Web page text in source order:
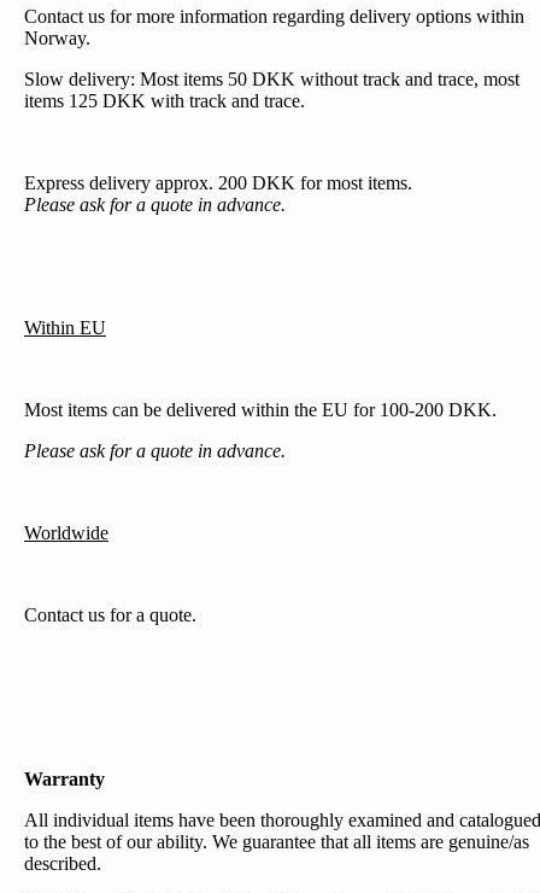
Contact us for more information regarding delivery options within
Norway.
Slow delivery: Most items 50 DKK without track and trace, most
items 125 DKK with track and trace.
Express delivery approx. 200 DKK for most items.
Please ask for a quote in advance.
Within EU
Most items can be delivered within the EU for 100-200 DKK.
Please ask for a quote in advance.
Worldwide
Contact us for a quote.
Warranty
All individual items have been thoroughly examined and catalogued
to the best of our ability. We guarantee that all items are genuine/as
described.